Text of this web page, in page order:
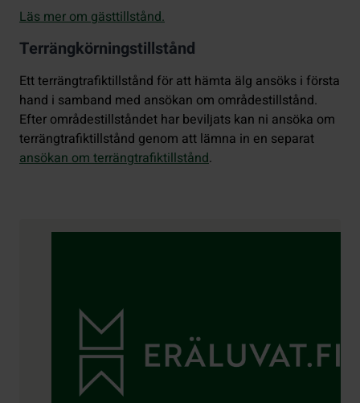
Läs mer om gästtillstånd.
Terrängkörningstillstånd
Ett terrängtrafiktillstånd för att hämta älg ansöks i första
hand i samband med ansökan om områdestillstånd.
Efter områdestillståndet har beviljats kan ni ansöka om
terrängtrafiktillstånd genom att lämna in en separat
ansökan om terrängtrafiktillstånd.